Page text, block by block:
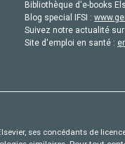
Bibliothèque d'e-books
Blog special IFSI :
Suivez notre actualité
Site d'emploi en santé :
ses concédants de